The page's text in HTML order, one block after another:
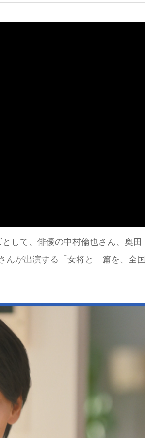
して、俳優の中村倫也さん、奥田
んが出演する「女将と」篇を、全国